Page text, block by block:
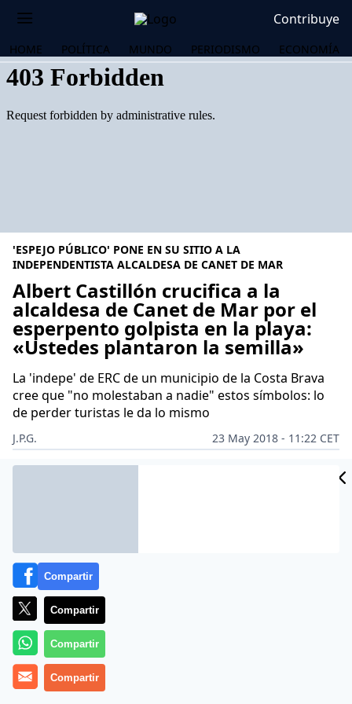
Contribuye
HOME POLÍTICA MUNDO PERIODISMO ECONOMÍA
'ESPEJO PÚBLICO' PONE EN SU SITIO A LA
INDEPENDENTISTA ALCALDESA DE CANET DE MAR
Albert Castillón crucifica a la
alcaldesa de Canet de Mar por el
esperpento golpista en la playa:
«Ustedes plantaron la semilla»
La 'indepe' de ERC de un municipio de la Costa Brava
cree que "no molestaban a nadie" estos símbolos: lo
de perder turistas le da lo mismo
J.P.G.
23 May 2018 - 11:22 CET
Archivado en: ADA COLAU
Compartir
Compartir
Compartir
Compartir